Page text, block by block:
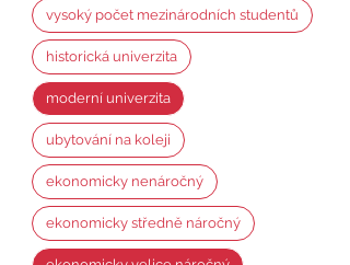
vysoký počet mezinárodních studentů
historická univerzita
moderní univerzita
ubytování na koleji
ekonomicky nenáročný
ekonomicky středně náročný